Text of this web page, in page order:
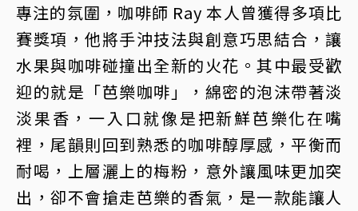
專注的氛圍，咖啡師 Ray 本人曾獲得多項比
賽獎項，他將手沖技法與創意巧思結合，讓
水果與咖啡碰撞出全新的火花。其中最受歡
迎的就是「芭樂咖啡」，綿密的泡沫帶著淡
淡果香，一入口就像是把新鮮芭樂化在嘴
裡，尾韻則回到熟悉的咖啡醇厚感，平衡而
耐喝，上層灑上的梅粉，意外讓風味更加突
出，卻不會搶走芭樂的香氣，是一款能讓人